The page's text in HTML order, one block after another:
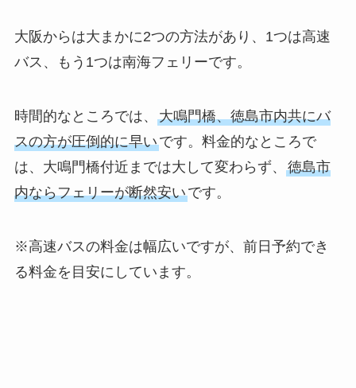
大阪からは大まかに2つの方法があり、1つは高速
バス、もう1つは南海フェリーです。
時間的なところでは、 大鳴門橋、徳島市内共にバ
スの方が圧倒的に早いです。料金的なところで
は、大鳴門橋付近までは大して変わらず、 徳島市
内ならフェリーが断然安いです。
※高速バスの料金は幅広いですが、前日予約でき
る料金を目安にしています。